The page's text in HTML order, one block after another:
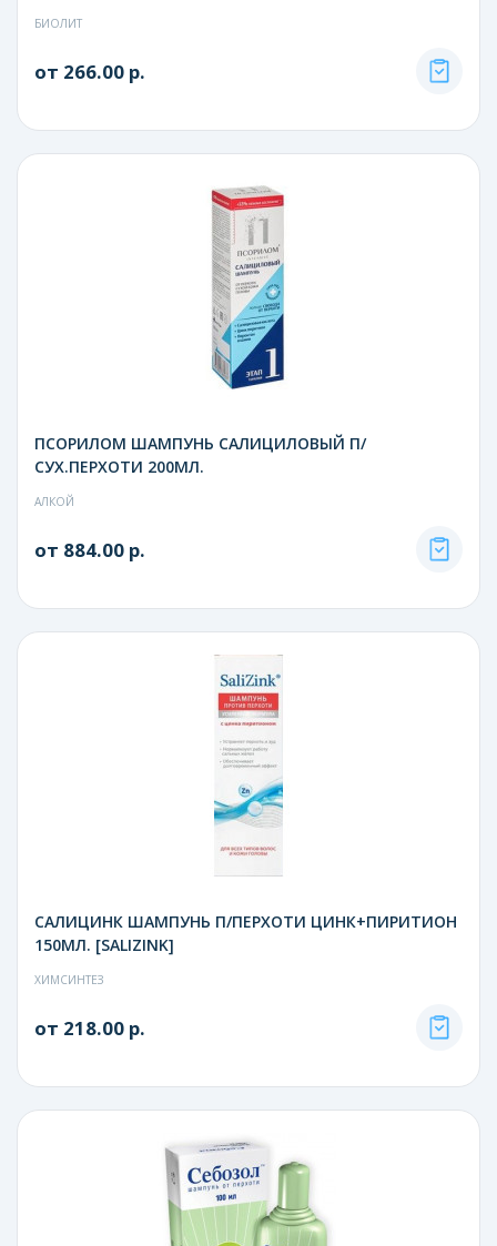
БИОЛИТ
от 266.00 р.
ПСОРИЛОМ ШАМПУНЬ САЛИЦИЛОВЫЙ П/
СУХ.ПЕРХОТИ 200МЛ.
АЛКОЙ
от 884.00 р.
САЛИЦИНК ШАМПУНЬ П/ПЕРХОТИ ЦИНК+ПИРИТИОН
150МЛ. [SALIZINK]
ХИМСИНТЕЗ
от 218.00 р.